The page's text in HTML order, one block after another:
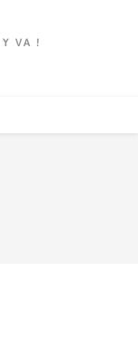
VA !